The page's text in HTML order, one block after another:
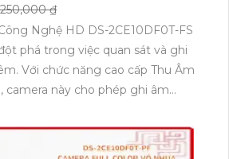
₫
Nghệ HD DS-2CE10DF0T-FS
phá trong việc quan sát và ghi
Với chức năng cao cấp Thu Âm
camera này cho phép ghi âm
lại những sự kiện quan trọng
sát.